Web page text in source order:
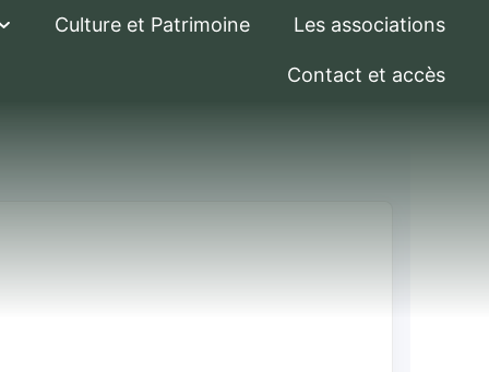
Culture et Patrimoine Les associations
Contact et accès
eau, ?